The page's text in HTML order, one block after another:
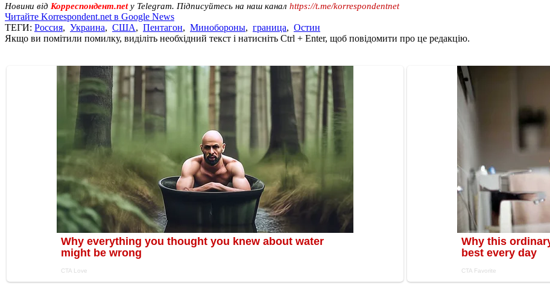
Новини від Корреспондент.netу Telegram. Підписуйтесь на наш канал https://t.me/korrespondentnet
Читайте Korrespondent.net в Google News
ТЕГИ: Россия, Украина, США, Пентагон, Минобороны, граница, Остин
Якщо ви помітили помилку, виділіть необхідний текст і натисніть Ctrl + Enter, щоб повідомити про це редакцію.